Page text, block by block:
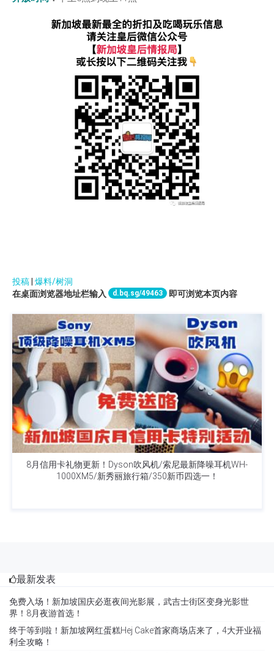
投稿 爆料/树洞
在桌面浏览器地址栏输入
d.bq.sg/49463 即可浏览本页内容
8月信用卡礼物更新！Dyson吹风机/索尼最新降噪耳机WH-
1000XM5/新秀丽旅行箱/350新币四选一！
最新发表
免费入场！新加坡国庆必逛夜间光影展，武吉士街区变身光影世
界！8月夜游首选！
终于等到啦！新加坡网红蛋糕Hej Cake首家商场店来了，4大开业福
利全攻略！